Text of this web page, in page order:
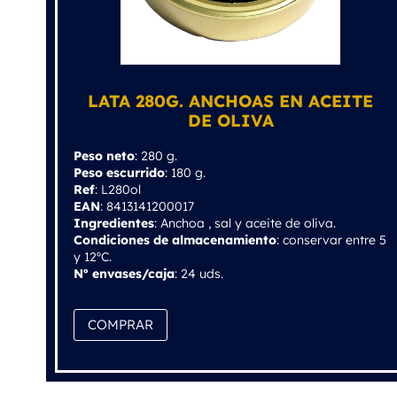
LATA 280G. ANCHOAS EN ACEITE
DE OLIVA
Peso neto: 280 g.
Peso escurrido: 180 g.
Ref: L280ol
EAN: 8413141200017
Ingredientes: Anchoa , sal y aceite de oliva.
Condiciones de almacenamiento: conservar entre 5
y 12ºC.
Nº envases/caja: 24 uds.
COMPRAR